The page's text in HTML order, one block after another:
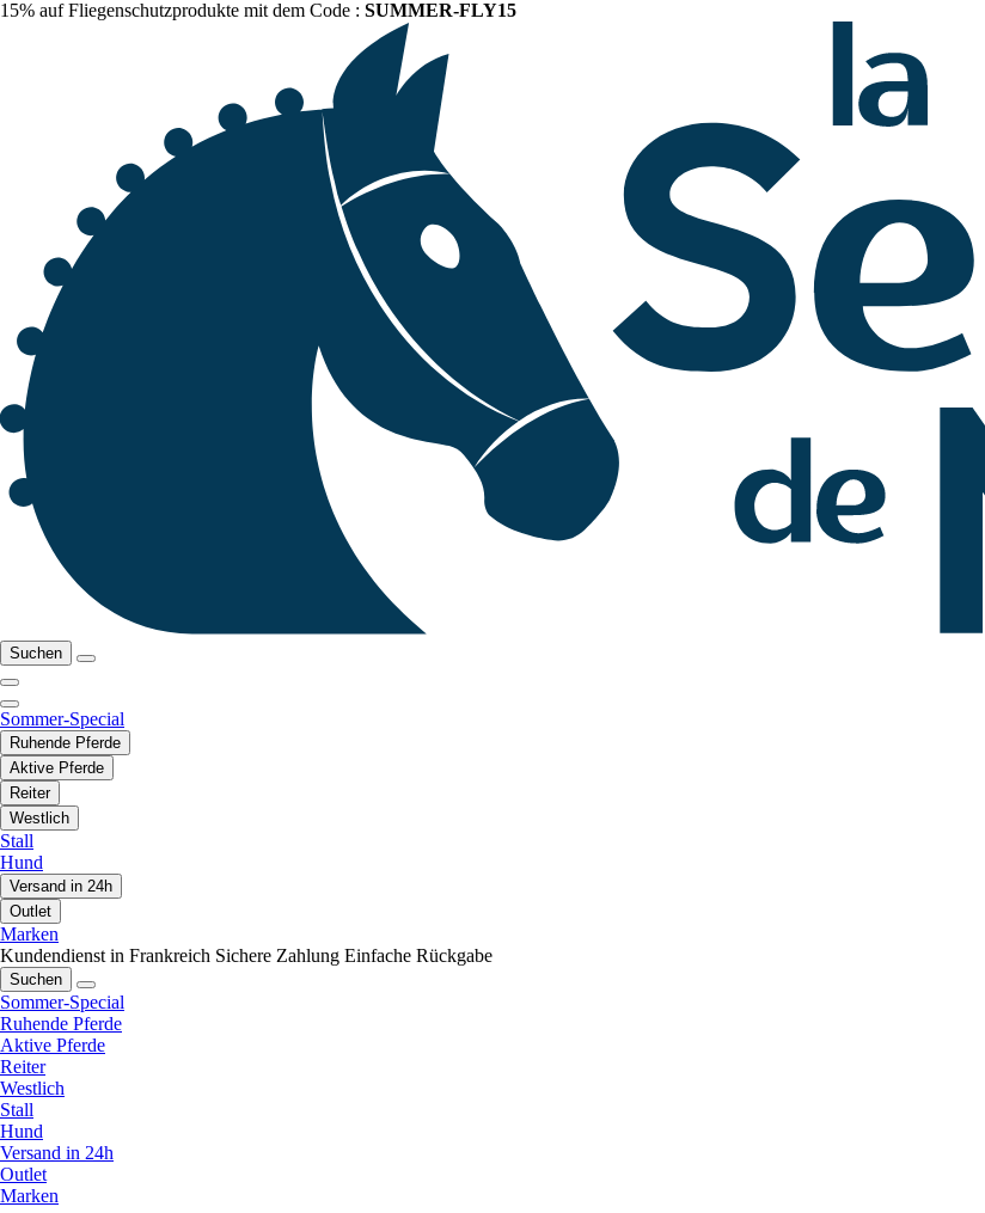
15% auf Fliegenschutzprodukte mit dem Code : SUMMER-FLY15
Suchen
Sommer-Special
Ruhende Pferde
Aktive Pferde
Reiter
Westlich
Stall
Hund
Versand in 24h
Outlet
Marken
Kundendienst in Frankreich Sichere Zahlung Einfache Rückgabe
Suchen
Sommer-Special
Ruhende Pferde
Aktive Pferde
Reiter
Westlich
Stall
Hund
Versand in 24h
Outlet
Marken